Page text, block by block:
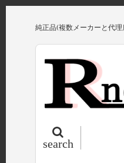
純正品(複数メーカーと代
search